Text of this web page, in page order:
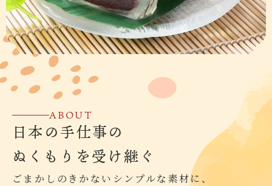
ABOUT
日本の手仕事の
ぬくもりを受け継ぐ
ごまかしのきかないシンプルな素材に、